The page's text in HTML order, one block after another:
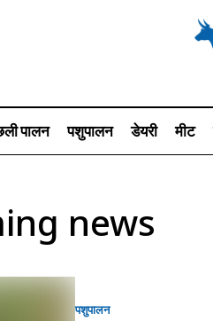
पालन पशुपालन डेयरी मीट
news
पशुपालन